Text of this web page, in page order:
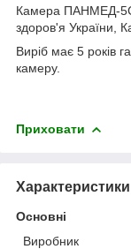
Камера ПАНМЕД-5С
здоров'я України,
Виріб має 5 років
камеру.
Приховати
Характеристики
Основні
Виробник